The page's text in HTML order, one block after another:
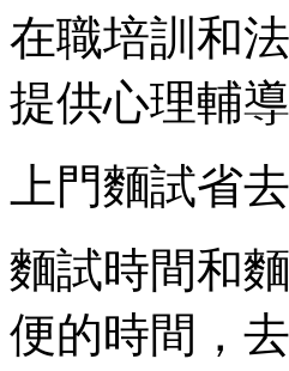
在職培訓和
提供心理輔
上門麵試省
麵試時間和
便的時間，